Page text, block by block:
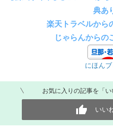
典あ
楽天トラベルから
じゃらんからの
にほん
お気に入りの記事を「
いい